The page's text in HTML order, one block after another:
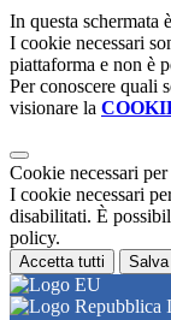
In questa schermata
I cookie necessari
piattaforma e non è
Per conoscere quali
visionare la
Cookie necessari
I cookie necessari
disabilitati. È
policy.
Accetta tutti